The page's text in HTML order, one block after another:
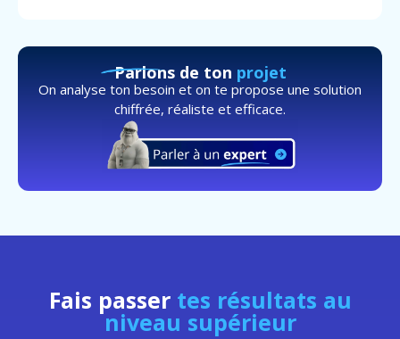
Parlons de ton projet
On analyse ton besoin et on te propose une solution
chiffrée, réaliste et efficace.
Fais passertes résultats au
niveau supérieur